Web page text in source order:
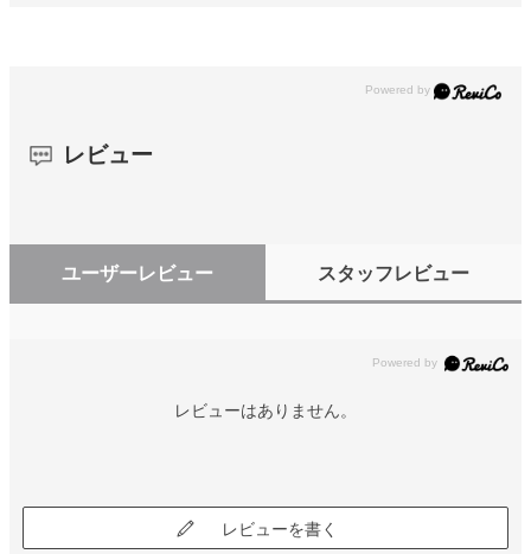
レビュー
ユーザーレビュー スタッフレビュー
レビューはありません。
レビューを書く